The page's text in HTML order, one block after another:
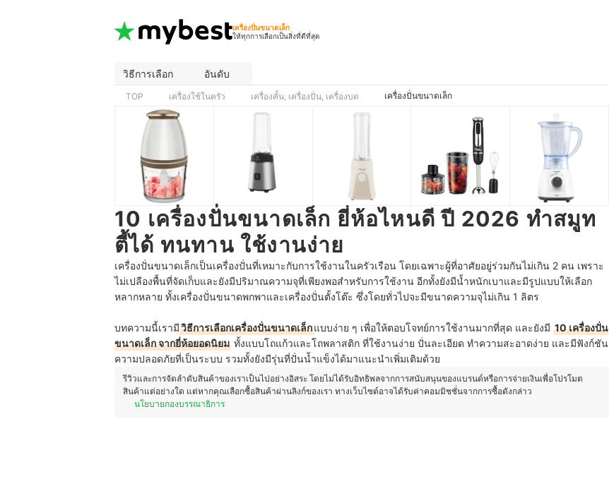
เครื่องปั่นขนาดเล็ก
ให้ทุกการเลือกเป็นสิ่งที่ดีที่สุด
วิธีการเลือก อันดับ
TOP เครื่องใช้ในครัว เครื่องคั้น, เครื่องปั่น, เครื่องบด เครื่องปั่นขนาดเล็ก
10 เครื่องปั่นขนาดเล็ก ยี่ห้อไหนดี ปี 2026 ทำสมูท
ตี้ได้ ทนทาน ใช้งานง่าย
เครื่องปั่นขนาดเล็กเป็นเครื่องปั่นที่เหมาะกับการใช้งานในครัวเรือน โดยเฉพาะผู้ที่อาศัยอยู่ร่วมกันไม่เกิน 2 คน เพราะ
ไม่เปลืองพื้นที่จัดเก็บและยังมีปริมาณความจุที่เพียงพอสำหรับการใช้งาน อีกทั้งยังมีน้ำหนักเบาและมีรูปแบบให้เลือก
หลากหลาย ทั้งเครื่องปั่นขนาดพกพาและเครื่องปั่นตั้งโต๊ะ ซึ่งโดยทั่วไปจะมีขนาดความจุไม่เกิน 1 ลิตร
บทความนี้เรามีวิธีการเลือกเครื่องปั่นขนาดเล็กแบบง่าย ๆ เพื่อให้ตอบโจทย์การใช้งานมากที่สุด และยังมี 10 เครื่องปั่น
ขนาดเล็ก จากยี่ห้อยอดนิยม ทั้งแบบโถแก้วและโถพลาสติก ที่ใช้งานง่าย ปั่นละเอียด ทำความสะอาดง่าย และมีฟังก์ชัน
ความปลอดภัยที่เป็นระบบ รวมทั้งยังมีรุ่นที่ปั่นน้ำแข็งได้มาแนะนำเพิ่มเติมด้วย
รีวิวและการจัดลำดับสินค้าของเราเป็นไปอย่างอิสระ โดยไม่ได้รับอิทธิพลจากการสนับสนุนของแบรนด์หรือการจ่ายเงินเพื่อโปรโมต
สินค้าแต่อย่างใด แต่หากคุณเลือกซื้อสินค้าผ่านลิงก์ของเรา ทางเว็บไซต์อาจได้รับค่าคอมมิชชั่นจากการซื้อดังกล่าว
นโยบายกองบรรณาธิการ